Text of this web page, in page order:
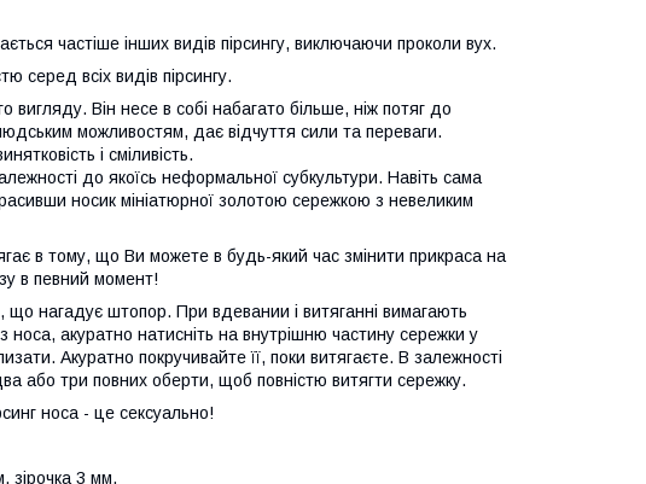
частіше інших видів пірсингу, виключаючи проколи вух.
серед всіх видів пірсингу.
вигляду. Він несе в собі набагато більше, ніж потяг до
можливостям, дає відчуття сили та переваги.
і сміливість.
до якоїсь неформальної субкультури. Навіть сама
носик мініатюрної золотою сережкою з невеликим
в тому, що Ви можете в будь-який час змінити прикраса на
в певний момент!
нагадує штопор. При вдевании і витяганні вимагають
акуратно натисніть на внутрішню частину сережки у
Акуратно покручивайте її, поки витягаєте. В залежності
або три повних оберти, щоб повністю витягти сережку.
носа - це сексуально!
зірочка 3 мм.